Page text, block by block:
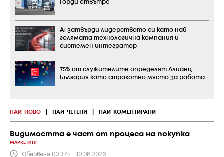
НАЙ-НОВО НАЙ-ЧЕТЕНИ НАЙ-КОМЕНТИРАНИ
Видимостта е част от процеса на покупка
МАРКЕТИНГ
Обновена 00:37ч., 10.08.2026
Горди отвътре
А1 затвърди лидерството си като най-
голямата технологична компания и
системен интегратор
75% от служителите определят Алианц
България като страхотно място за работа